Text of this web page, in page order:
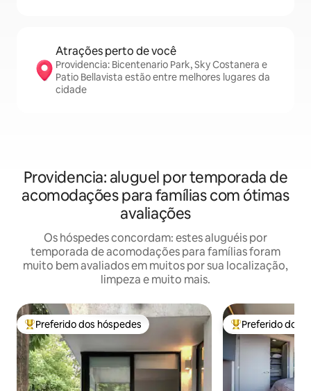
Atrações perto de você
Providencia: Bicentenario Park, Sky Costanera e
Patio Bellavista estão entre melhores lugares da
cidade
Providencia: aluguel por temporada de
acomodações para famílias com ótimas
avaliações
Os hóspedes concordam: estes aluguéis por
temporada de acomodações para famílias foram
muito bem avaliados em muitos por sua localização,
limpeza e muito mais.
Entre os melhores preferidos dos hóspedes
Preferido dos hóspedes Entre os
Preferido dos